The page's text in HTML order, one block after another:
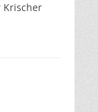
Krischer